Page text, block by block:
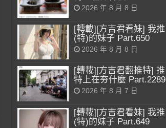
2026 年 8 月 8 日
[轉載][方吉君看妹] 我推
(特)的妹子 Part.650
2026 年 8 月 8 日
[轉載][方吉君翻推特] 推
特上在夯什麼 Part.2289
2026 年 8 月 7 日
[轉載][方吉君看妹] 我推
(特)的妹子 Part.649